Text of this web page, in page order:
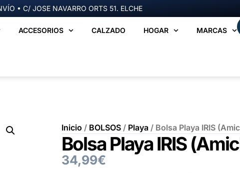
• C/ JOSE NAVARRO ORTS 51. ELCHE
ACCESORIOS CALZADO HOGAR MARCAS
Inicio / BOLSOS / Playa / Bolsa Playa IRIS
Bolsa Playa IRIS
34,99€